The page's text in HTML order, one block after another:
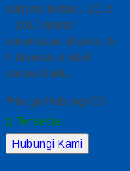
sarjana terbaru 2016
– 2017 murah
universitas di seluruh
Indonesia model
variasi batik,
*Harga Hubungi CS
Tersedia
Hubungi Kami